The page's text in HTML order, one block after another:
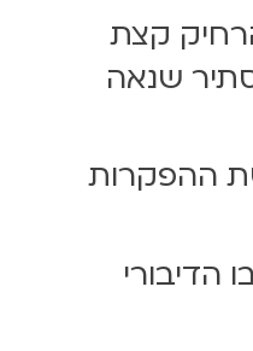
קצת
שנאה
תחושת ההפקרות
הדיבורי